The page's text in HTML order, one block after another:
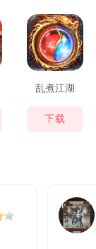
乱煮江湖
下载